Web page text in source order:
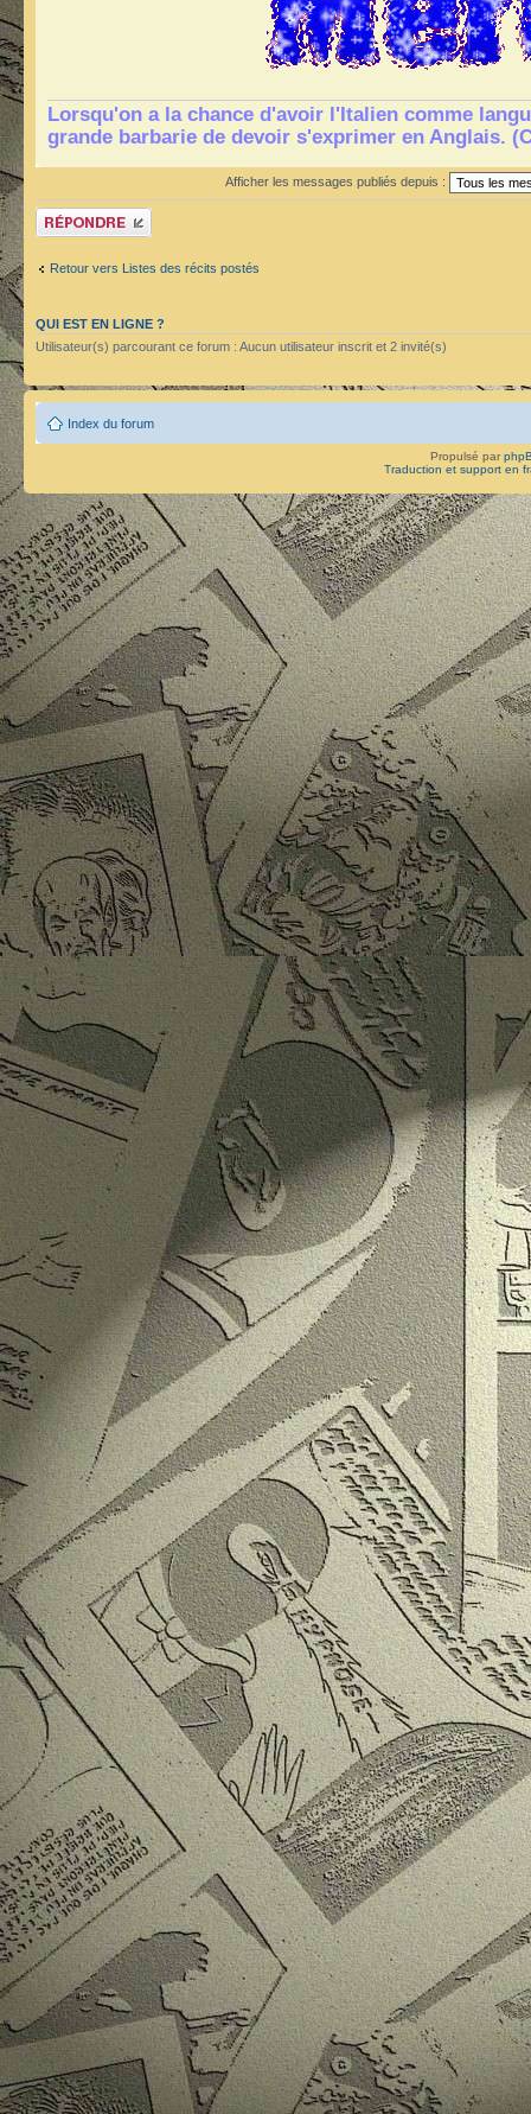
Lorsqu'on a la chance d'avoir l'Italien comme
grande barbarie de devoir s'exprimer en Anglais.
Afficher les messages publiés depuis :
Publier une réponse
Retour vers Listes des récits postés
QUI EST EN LIGNE ?
Utilisateur(s) parcourant ce forum : Aucun utilisateur inscrit et 2 invité(s)
Index du forum
Propulsé par
Traduction et support en